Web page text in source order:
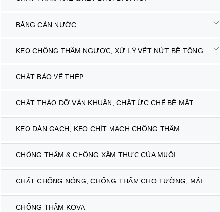
BĂNG CẢN NƯỚC
KEO CHỐNG THẤM NGƯỢC, XỬ LÝ VẾT NỨT BÊ TÔNG
CHẤT BẢO VỆ THÉP
CHẤT THÁO DỠ VÁN KHUÂN, CHẤT ỨC CHẾ BỀ MẶT
KEO DÁN GẠCH, KEO CHÍT MẠCH CHỐNG THẤM
CHỐNG THẤM & CHỐNG XÂM THỰC CỦA MUỐI
CHẤT CHỐNG NÓNG, CHỐNG THẤM CHO TƯỜNG, MÁI
CHỐNG THẤM KOVA